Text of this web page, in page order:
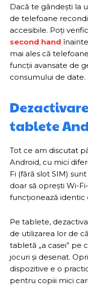
Dacă te gândești la
de telefoane
accesibile. Poți
second hand
mai ales că
funcții avansate de
consumului de date.
tablete
Tot ce am discutat
Android, cu mici
Fi (fără slot SIM)
doar să oprești Wi-
funcționează identic
Pe tablete,
de utilizarea lor de
tabletă „a casei” pe
jocuri și desenat.
dispozitive e o
pentru copiii mici